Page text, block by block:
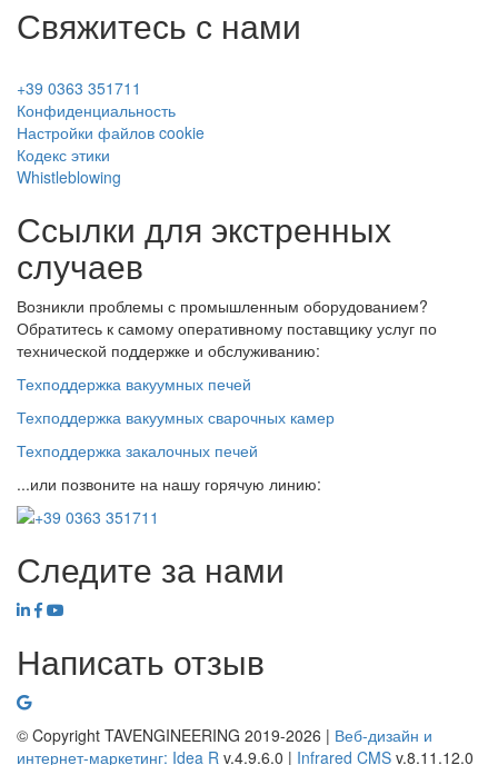
Свяжитесь с нами
+39 0363 351711
Конфиденциальность
Настройки файлов cookie
Кодекс этики
Whistleblowing
Ссылки для экстренных
случаев
Возникли проблемы с промышленным оборудованием?
Обратитесь к самому оперативному поставщику услуг по
технической поддержке и обслуживанию:
Техподдержка вакуумных печей
Техподдержка вакуумных сварочных камер
Техподдержка закалочных печей
...или позвоните на нашу горячую линию:
Следите за нами
Написать отзыв
© Copyright TAVENGINEERING 2019-2026 | Веб-дизайн и
интернет-маркетинг: Idea R v.4.9.6.0 | Infrared CMS v.8.11.12.0